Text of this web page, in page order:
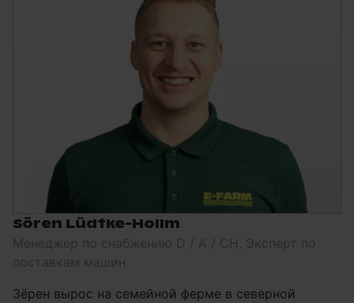
Sören Lüdtke-Hollm
Менеджер по снабжению D / A / CH, Эксперт по
поставкам машин
Зёрен вырос на семейной ферме в северной